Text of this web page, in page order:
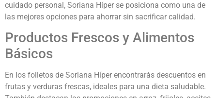
cuidado personal, Soriana Híper se posiciona como una de
las mejores opciones para ahorrar sin sacrificar calidad.
Productos Frescos y Alimentos
Básicos
En los folletos de Soriana Híper encontrarás descuentos en
frutas y verduras frescas, ideales para una dieta saludable.